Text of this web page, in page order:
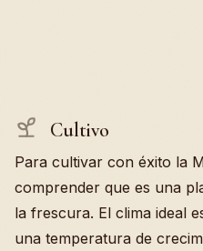
Cultivo
Para cultivar con éxito la
comprender que es una
la frescura. El clima ideal
una temperatura de